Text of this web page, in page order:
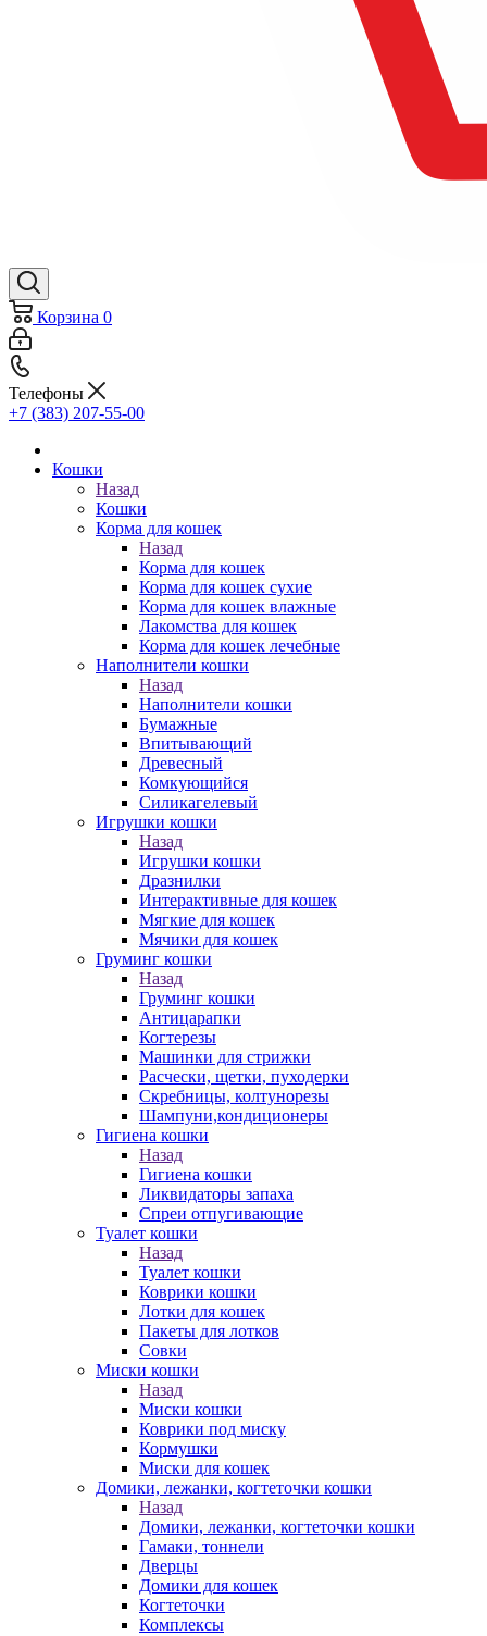
Корзина 0
Телефоны
+7 (383) 207-55-00
Кошки
Назад
Кошки
Корма для кошек
Назад
Корма для кошек
Корма для кошек сухие
Корма для кошек влажные
Лакомства для кошек
Корма для кошек лечебные
Наполнители кошки
Назад
Наполнители кошки
Бумажные
Впитывающий
Древесный
Комкующийся
Силикагелевый
Игрушки кошки
Назад
Игрушки кошки
Дразнилки
Интерактивные для кошек
Мягкие для кошек
Мячики для кошек
Груминг кошки
Назад
Груминг кошки
Антицарапки
Когтерезы
Машинки для стрижки
Расчески, щетки, пуходерки
Скребницы, колтунорезы
Шампуни,кондиционеры
Гигиена кошки
Назад
Гигиена кошки
Ликвидаторы запаха
Спреи отпугивающие
Туалет кошки
Назад
Туалет кошки
Коврики кошки
Лотки для кошек
Пакеты для лотков
Совки
Миски кошки
Назад
Миски кошки
Коврики под миску
Кормушки
Миски для кошек
Домики, лежанки, когтеточки кошки
Назад
Домики, лежанки, когтеточки кошки
Гамаки, тоннели
Дверцы
Домики для кошек
Когтеточки
Комплексы